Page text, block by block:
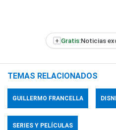
+ Gratis:Noticias
TEMAS RELACIONADOS
GUILLERMO FRANCELLA
SERIES Y PELÍCULAS